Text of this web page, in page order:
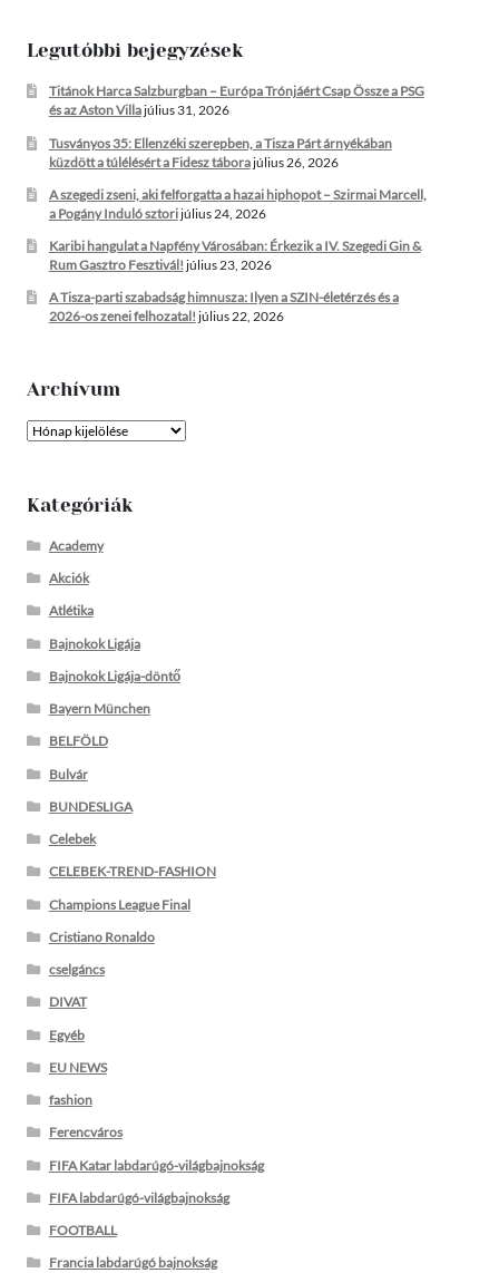
Legutóbbi bejegyzések
Titánok Harca Salzburgban – Európa Trónjáért Csap Össze a PSG
és az Aston Villajúlius 31, 2026
Tusványos 35: Ellenzéki szerepben, a Tisza Párt árnyékában
küzdött a túlélésért a Fidesz táborajúlius 26, 2026
A szegedi zseni, aki felforgatta a hazai hiphopot – Szirmai Marcell,
a Pogány Induló sztorijúlius 24, 2026
Karibi hangulat a Napfény Városában: Érkezik a IV. Szegedi Gin &
Rum Gasztro Fesztivál! július 23, 2026
A Tisza-parti szabadság himnusza: Ilyen a SZIN-életérzés és a
2026-os zenei felhozatal! július 22, 2026
Archívum
Archívum
Kategóriák
Academy
Akciók
Atlétika
Bajnokok Ligája
Bajnokok Ligája-döntő
Bayern München
BELFÖLD
Bulvár
BUNDESLIGA
Celebek
CELEBEK-TREND-FASHION
Champions League Final
Cristiano Ronaldo
cselgáncs
DIVAT
Egyéb
EU NEWS
fashion
Ferencváros
FIFA Katar labdarúgó-világbajnokság
FIFA labdarúgó-világbajnokság
FOOTBALL
Francia labdarúgó bajnokság